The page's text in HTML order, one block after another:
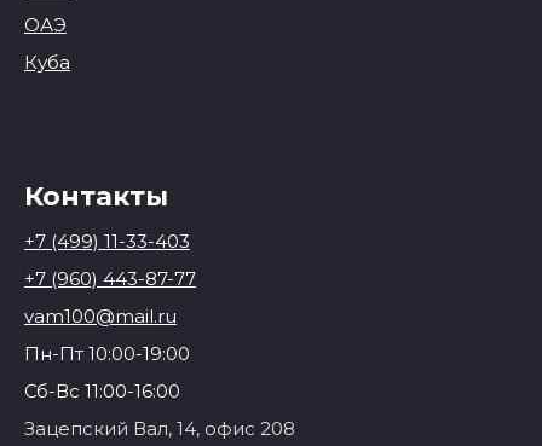
ОАЭ
Куба
Контакты
+7 (499) 11-33-403
+7 (960) 443-87-77
vam100@mail.ru
Пн-Пт 10:00-19:00
Сб-Вс 11:00-16:00
Зацепский Вал, 14, офис 208